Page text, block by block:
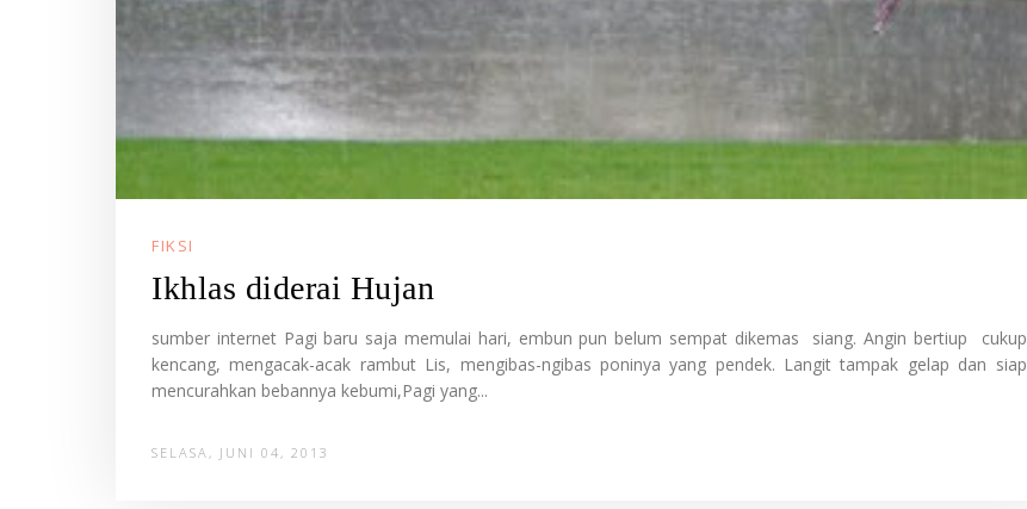
FIKSI
Ikhlas diderai Hujan
sumber internet Pagi baru saja memulai hari, embun pun belum sempat dikemas siang. Angin bertiup cukup
kencang, mengacak-acak rambut Lis, mengibas-ngibas poninya yang pendek. Langit tampak gelap dan siap
mencurahkan bebannya kebumi,Pagi yang...
SELASA, JUNI 04, 2013